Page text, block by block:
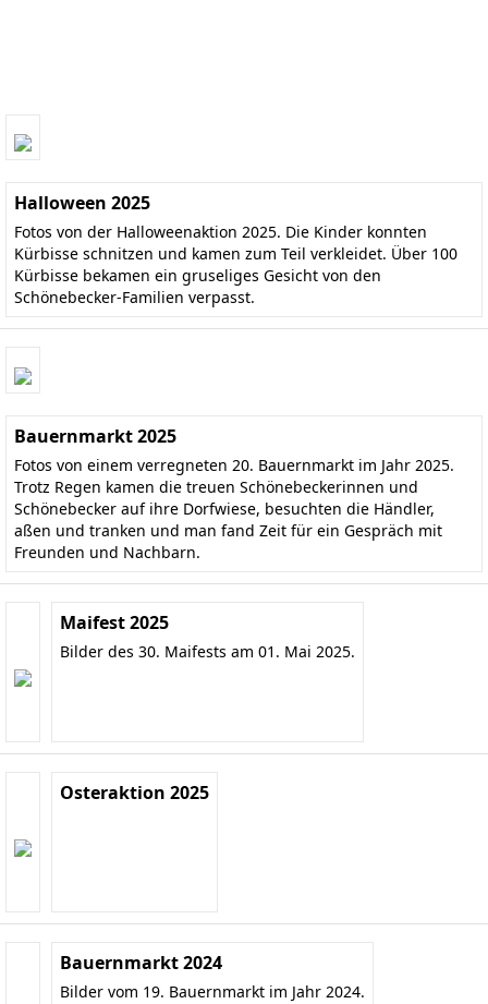
Halloween 2025
Fotos von der Halloweenaktion 2025. Die Kinder konnten
Kürbisse schnitzen und kamen zum Teil verkleidet. Über 100
Kürbisse bekamen ein gruseliges Gesicht von den
Schönebecker-Familien verpasst.
Bauernmarkt 2025
Fotos von einem verregneten 20. Bauernmarkt im Jahr 2025.
Trotz Regen kamen die treuen Schönebeckerinnen und
Schönebecker auf ihre Dorfwiese, besuchten die Händler,
aßen und tranken und man fand Zeit für ein Gespräch mit
Freunden und Nachbarn.
Maifest 2025
Bilder des 30. Maifests am 01. Mai 2025.
Osteraktion 2025
Bauernmarkt 2024
Bilder vom 19. Bauernmarkt im Jahr 2024.